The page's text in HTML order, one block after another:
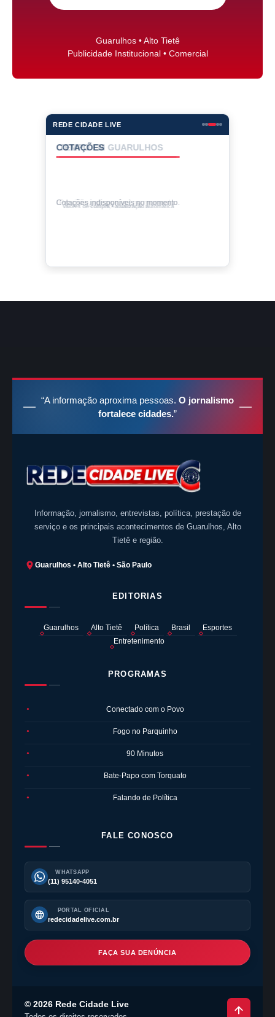
Guarulhos • Alto Tietê
Publicidade Institucional • Comercial
REDE CIDADE LIVE
COTAÇÕES
Cotações indisponíveis no momento.
Valores de compra • atualização automática
“A informação aproxima pessoas. O jornalismo
fortalece cidades.”
Informação, jornalismo, entrevistas, política, prestação de
serviço e os principais acontecimentos de Guarulhos, Alto
Tietê e região.
Guarulhos • Alto Tietê • São Paulo
EDITORIAS
Guarulhos Alto Tietê Política Brasil
Esportes
Entretenimento
PROGRAMAS
● Conectado com o Povo
● Fogo no Parquinho
● 90 Minutos
● Bate-Papo com Torquato
● Falando de Política
FALE CONOSCO
WHATSAPP
(11) 95140-4051
PORTAL OFICIAL
redecidadelive.com.br
FAÇA SUA DENÚNCIA
© 2026 Rede Cidade Live